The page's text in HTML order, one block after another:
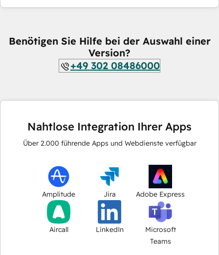
Benötigen Sie Hilfe bei der Auswahl einer
Version?
+49 302 08486000
Nahtlose Integration Ihrer Apps
Über 2.000 führende Apps und Webdienste verfügbar
Amplitude Jira Adobe Express
Aircall LinkedIn
Microsoft
Teams